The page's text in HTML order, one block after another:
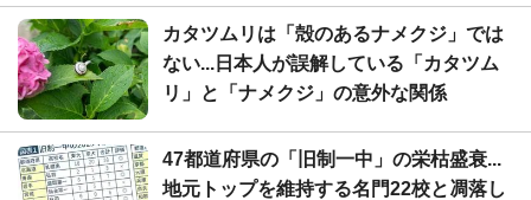
カタツムリは「殻のあるナメクジ」では
ない...日本人が誤解している「カタツム
リ」と「ナメクジ」の意外な関係
47都道府県の「旧制一中」の栄枯盛衰...
地元トップを維持する名門22校と凋落し